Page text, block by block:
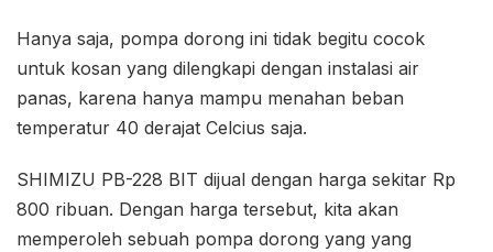
Hanya saja, pompa dorong ini tidak begitu cocok
untuk kosan yang dilengkapi dengan instalasi air
panas, karena hanya mampu menahan beban
temperatur 40 derajat Celcius saja.
SHIMIZU PB-228 BIT dijual dengan harga sekitar Rp
800 ribuan. Dengan harga tersebut, kita akan
memperoleh sebuah pompa dorong yang yang